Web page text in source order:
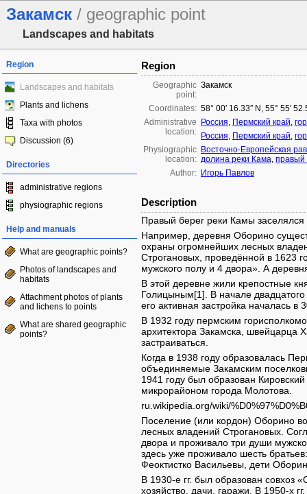
Закамск / geographic point
Landscapes and habitats
Region
Landscapes and habitats
Plants and lichens
Taxa with photos
Discussion (6)
Directories
administrative regions
physiographic regions
Help and manuals
What are geographic points?
Photos of landscapes and
habitats
Attachment photos of plants
and lichens to points
What are shared geographic
points?
Region
Geographic
point:
Закамск
Coordinates: 58° 00′ 16.33″ N, 55° 55′
Administrative
location:
Россия, Пермский край,
Россия, Пермский край,
Physiographic
location:
Восточно-Европейская
долина реки Кама, правый
Author: Игорь Павлов
Description
Правый берег реки Камы заселялся
Например, деревня Оборино
охраны огромнейших лесных
Строгановых, проведённой в 1623
мужского полу и 4 двора». А
В этой деревне жили крепостные
Голицыным[1]. В начале
его активная застройка началась в
В 1932 году пермским
архитектора Закамска, швейцарца
застраиваться.
Когда в 1938 году образовалась
объединяемые Закамским
1941 году был образован
микрорайоном города Молотова.
ru.wikipedia.org/wiki/
Поселение (или кордон) Оборино
лесных владений Строгановых.
двора и проживало три души
здесь уже проживало шесть
Феоктистко Васильевы, дети
В 1930-е гг. был образован совхоз
хозяйство, дачи, гаражи. В 1950-х